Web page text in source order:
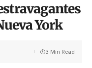
York
3 Min Read